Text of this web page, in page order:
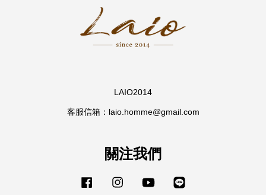
LAIO2014
客服信箱：laio.homme@gmail.com
關注我們
Facebook Instagram YouTube